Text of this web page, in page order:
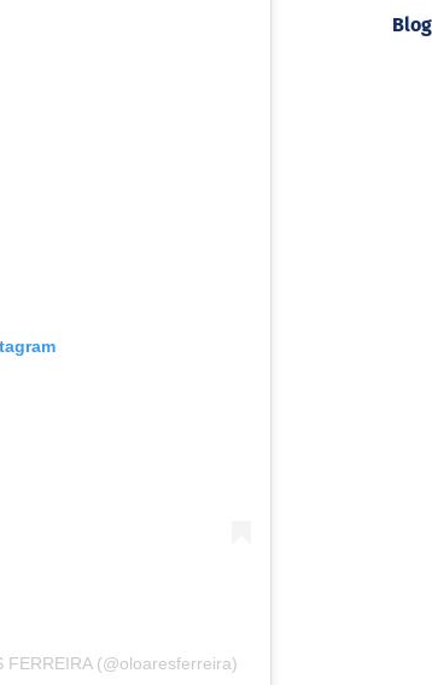
(@oloaresferreira)